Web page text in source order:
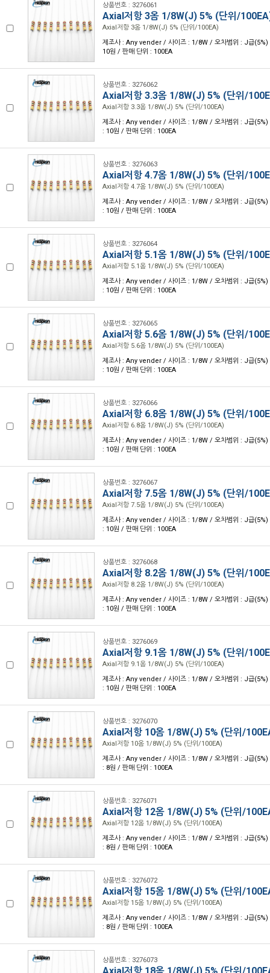
상품번호 : 3276061
Axial저항 3옴 1/8W(J) 5% (단위/
Axial저항 3옴 1/8W(J) 5% (단위/100EA)
제조사 : Any vender / 사이즈 : 1/8W / 오차범위 : J급(5%)
10원 / 판매 단위 : 100EA
상품번호 : 3276062
Axial저항 3.3옴 1/8W(J) 5% (단위/
Axial저항 3.3옴 1/8W(J) 5% (단위/100EA)
제조사 : Any vender / 사이즈 : 1/8W / 오차범위 : J급(5%)
: 10원 / 판매 단위 : 100EA
상품번호 : 3276063
Axial저항 4.7옴 1/8W(J) 5% (단위/
Axial저항 4.7옴 1/8W(J) 5% (단위/100EA)
제조사 : Any vender / 사이즈 : 1/8W / 오차범위 : J급(5%)
: 10원 / 판매 단위 : 100EA
상품번호 : 3276064
Axial저항 5.1옴 1/8W(J) 5% (단위/
Axial저항 5.1옴 1/8W(J) 5% (단위/100EA)
제조사 : Any vender / 사이즈 : 1/8W / 오차범위 : J급(5%)
: 10원 / 판매 단위 : 100EA
상품번호 : 3276065
Axial저항 5.6옴 1/8W(J) 5% (단위/
Axial저항 5.6옴 1/8W(J) 5% (단위/100EA)
제조사 : Any vender / 사이즈 : 1/8W / 오차범위 : J급(5%)
: 10원 / 판매 단위 : 100EA
상품번호 : 3276066
Axial저항 6.8옴 1/8W(J) 5% (단위/
Axial저항 6.8옴 1/8W(J) 5% (단위/100EA)
제조사 : Any vender / 사이즈 : 1/8W / 오차범위 : J급(5%)
: 10원 / 판매 단위 : 100EA
상품번호 : 3276067
Axial저항 7.5옴 1/8W(J) 5% (단위/
Axial저항 7.5옴 1/8W(J) 5% (단위/100EA)
제조사 : Any vender / 사이즈 : 1/8W / 오차범위 : J급(5%)
: 10원 / 판매 단위 : 100EA
상품번호 : 3276068
Axial저항 8.2옴 1/8W(J) 5% (단위/
Axial저항 8.2옴 1/8W(J) 5% (단위/100EA)
제조사 : Any vender / 사이즈 : 1/8W / 오차범위 : J급(5%)
: 10원 / 판매 단위 : 100EA
상품번호 : 3276069
Axial저항 9.1옴 1/8W(J) 5% (단위/
Axial저항 9.1옴 1/8W(J) 5% (단위/100EA)
제조사 : Any vender / 사이즈 : 1/8W / 오차범위 : J급(5%)
: 10원 / 판매 단위 : 100EA
상품번호 : 3276070
Axial저항 10옴 1/8W(J) 5% (단위/
Axial저항 10옴 1/8W(J) 5% (단위/100EA)
제조사 : Any vender / 사이즈 : 1/8W / 오차범위 : J급(5%)
: 8원 / 판매 단위 : 100EA
상품번호 : 3276071
Axial저항 12옴 1/8W(J) 5% (단위/
Axial저항 12옴 1/8W(J) 5% (단위/100EA)
제조사 : Any vender / 사이즈 : 1/8W / 오차범위 : J급(5%)
: 8원 / 판매 단위 : 100EA
상품번호 : 3276072
Axial저항 15옴 1/8W(J) 5% (단위/
Axial저항 15옴 1/8W(J) 5% (단위/100EA)
제조사 : Any vender / 사이즈 : 1/8W / 오차범위 : J급(5%)
: 8원 / 판매 단위 : 100EA
상품번호 : 3276073